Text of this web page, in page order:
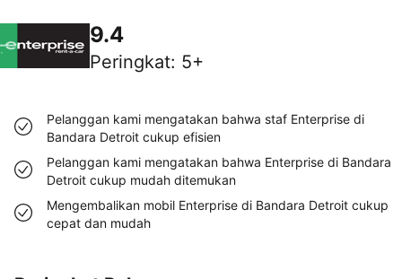
9.4
Peringkat: 5+
Pelanggan kami mengatakan bahwa staf Enterprise di
Bandara Detroit cukup efisien
Pelanggan kami mengatakan bahwa Enterprise di Bandara
Detroit cukup mudah ditemukan
Mengembalikan mobil Enterprise di Bandara Detroit cukup
cepat dan mudah